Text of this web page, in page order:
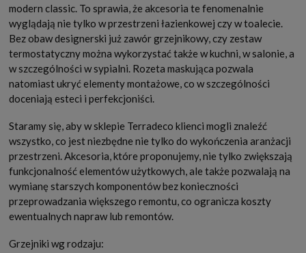
modern classic. To sprawia, że akcesoria te fenomenalnie
wyglądają nie tylko w przestrzeni łazienkowej czy w toalecie.
Bez obaw designerski już zawór grzejnikowy, czy zestaw
termostatyczny można wykorzystać także w kuchni, w salonie, a
w szczególności w sypialni. Rozeta maskująca pozwala
natomiast ukryć elementy montażowe, co w szczególności
doceniają esteci i perfekcjoniści.
Staramy się, aby w sklepie Terradeco klienci mogli znaleźć
wszystko, co jest niezbędne nie tylko do wykończenia aranżacji
przestrzeni. Akcesoria, które proponujemy, nie tylko zwiększają
funkcjonalność elementów użytkowych, ale także pozwalają na
wymianę starszych komponentów bez konieczności
przeprowadzania większego remontu, co ogranicza koszty
ewentualnych napraw lub remontów.
Grzejniki wg rodzaju: